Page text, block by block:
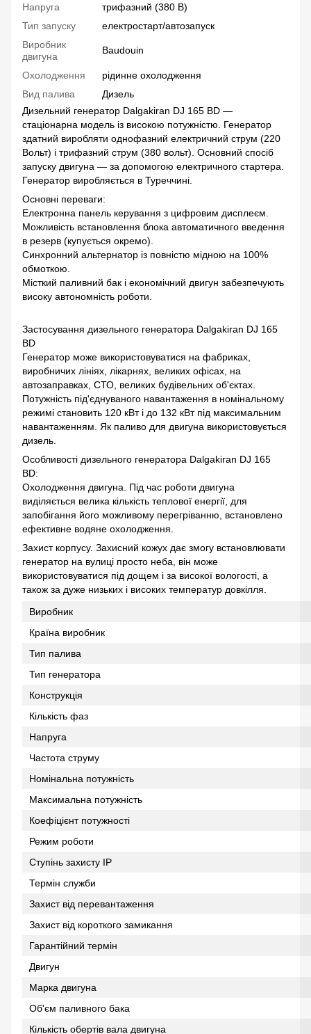
Напруга
трифазний (380 В)
Тип запуску
електростарт/автозапуск
Виробник
двигуна
Baudouin
Охолодження
рідинне охолодження
Вид палива
Дизель
Дизельний генератор Dalgakiran DJ 165 BD —
стаціонарна модель із високою потужністю. Генератор
здатний виробляти однофазний електричний струм (220
Вольт) і трифазний струм (380 вольт). Основний спосіб
запуску двигуна — за допомогою електричного стартера.
Генератор виробляється в Туреччині.
Основні переваги:
Електронна панель керування з цифровим дисплеєм.
Можливість встановлення блока автоматичного введення
в резерв (купується окремо).
Синхронний альтернатор із повністю мідною на 100%
обмоткою.
Місткий паливний бак і економічний двигун забезпечують
високу автономність роботи.
Застосування дизельного генератора Dalgakiran DJ 165
BD
Генератор може використовуватися на фабриках,
виробничих лініях, лікарнях, великих офісах, на
автозаправках, СТО, великих будівельних об'єктах.
Потужність під'єднуваного навантаження в номінальному
режимі становить 120 кВт і до 132 кВт під максимальним
навантаженням. Як паливо для двигуна використовується
дизель.
Особливості дизельного генератора Dalgakiran DJ 165
BD:
Охолодження двигуна. Під час роботи двигуна
виділяється велика кількість теплової енергії, для
запобігання його можливому перегріванню, встановлено
ефективне водяне охолодження.
Захист корпусу. Захисний кожух дає змогу встановлювати
генератор на вулиці просто неба, він може
використовуватися під дощем і за високої вологості, а
також за дуже низьких і високих температур довкілля.
Виробник
Країна виробник
Тип палива
Тип генератора
Конструкція
Кількість фаз
Напруга
Частота струму
Номінальна потужність
Максимальна потужність
Коефіцієнт потужності
Режим роботи
Ступінь захисту IP
Термін служби
Захист від перевантаження
Захист від короткого замикання
Гарантійний термін
Двигун
Марка двигуна
Об'єм паливного бака
Кількість обертів вала двигуна